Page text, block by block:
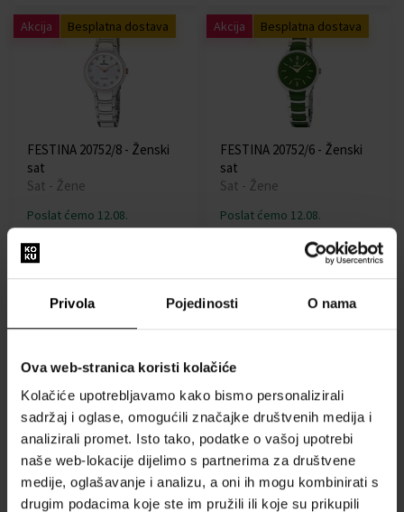
Privola Pojedinosti O nama
Ova web-stranica koristi kolačiće
Kolačiće upotrebljavamo kako bismo personalizirali
sadržaj i oglase, omogućili značajke društvenih medija i
analizirali promet. Isto tako, podatke o vašoj upotrebi
naše web-lokacije dijelimo s partnerima za društvene
medije, oglašavanje i analizu, a oni ih mogu kombinirati s
drugim podacima koje ste im pružili ili koje su prikupili
Akcija Besplatna dostava
FESTINA 20752/8 - Ženski
sat
Sat - Žene
Poslat ćemo 12.08.
159,00 €
Akcija Besplatna dostava
FESTINA 20752/6 - Ženski
sat
Sat - Žene
Poslat ćemo 12.08.
135,15 €
Akcija Besplatna dostava
FESTINA 20752/5 - Ženski
sat
Akcija
Festina F16937/D
Mademoiselle Ladies Watch
Sat - Žene